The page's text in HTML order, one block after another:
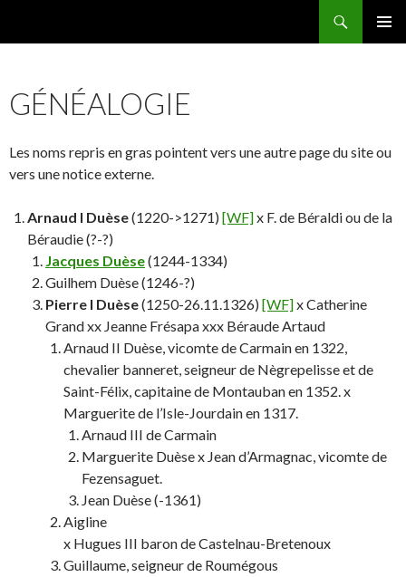
GÉNÉALOGIE
Les noms repris en gras pointent vers une autre page du site ou
vers une notice externe.
Arnaud I Duèse(1220->1271) [WF]x F. de Béraldi ou de la
Béraudie (?-?)
Jacques Duèse(1244-1334)
Guilhem Duèse (1246-?)
Pierre I Duèse(1250-26.11.1326) [WF]x Catherine
Grand xx Jeanne Frésapa xxx Béraude Artaud
Arnaud II Duèse, vicomte de Carmain en 1322,
chevalier banneret, seigneur de Nègrepelisse et de
Saint-Félix, capitaine de Montauban en 1352. x
Marguerite de l’Isle-Jourdain en 1317.
Arnaud III de Carmain
Marguerite Duèse x Jean d’Armagnac, vicomte de
Fezensaguet.
Jean Duèse (-1361)
Aigline
x Hugues III baron de Castelnau-Bretenoux
Guillaume, seigneur de Roumégous